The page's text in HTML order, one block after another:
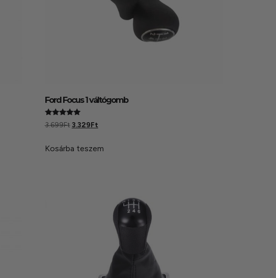
Ford Focus 1 váltógomb
Értékelés:
5.00
3.699Ft 3.329Ft
Kosárba teszem